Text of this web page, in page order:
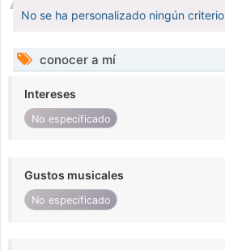
No se ha personalizado ningún criterio
conocer a mí
Intereses
No especificado
Gustos musicales
No especificado